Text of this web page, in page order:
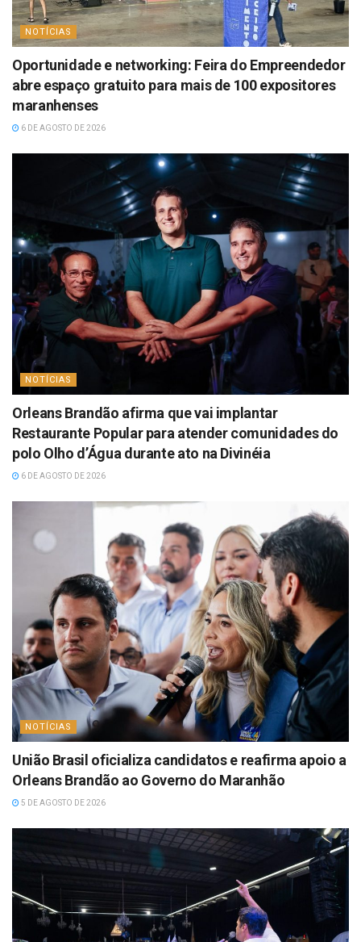
NOTÍCIAS
Oportunidade e networking: Feira do Empreendedor
abre espaço gratuito para mais de 100 expositores
maranhenses
6 DE AGOSTO DE 2026
NOTÍCIAS
Orleans Brandão afirma que vai implantar
Restaurante Popular para atender comunidades do
polo Olho d’Água durante ato na Divinéia
6 DE AGOSTO DE 2026
NOTÍCIAS
União Brasil oficializa candidatos e reafirma apoio a
Orleans Brandão ao Governo do Maranhão
5 DE AGOSTO DE 2026